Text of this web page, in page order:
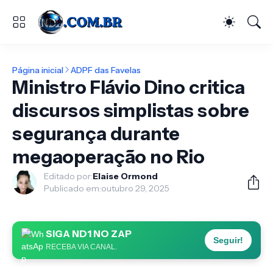
Página inicial ADPF das Favelas
Ministro Flávio Dino critica
discursos simplistas sobre
segurança durante
megaoperação no Rio
Editado por:Elaise Ormond
Publicado em:outubro 29, 2025
SIGA ND1 NO ZAP
RECEBA VIA CANAL.
Seguir!